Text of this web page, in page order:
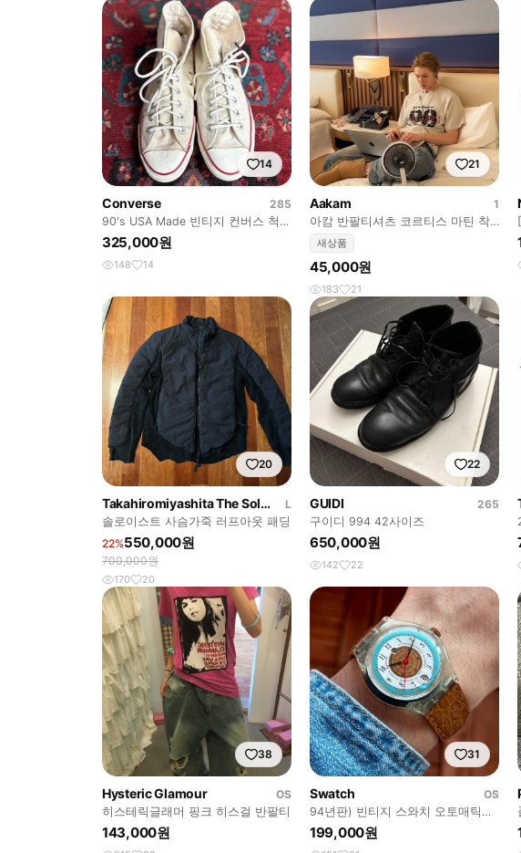
14
Converse
285
90's USA Made 빈티지 컨버스 척테
일러 하이 미제 컨버스
325,000원
148 14
21
Aakam
1
아캄 반팔티셔츠 코르티스 마틴 착
용 1사이즈
새상품
45,000원
183 21
20
Takahiromiyashita The Soloist
L
솔로이스트 사슴가죽 러프아웃 패딩
22%550,000원
700,000원
170 20
22
GUIDI
265
구이디 994 42사이즈
650,000원
142 22
38
Hysteric Glamour
OS
히스테릭글래머 핑크 히스걸 반팔티
143,000원
31
Swatch
OS
94년판) 빈티지 스와치 오토매틱
Midsommar
199,000원